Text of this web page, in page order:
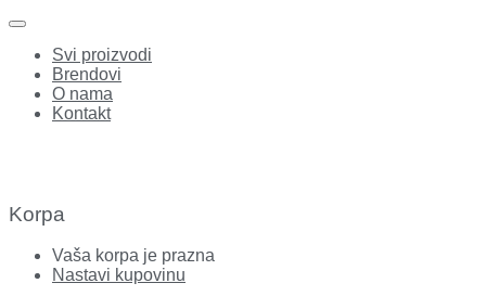
Svi proizvodi
Brendovi
O nama
Kontakt
Korpa
Vaša korpa je prazna
Nastavi kupovinu